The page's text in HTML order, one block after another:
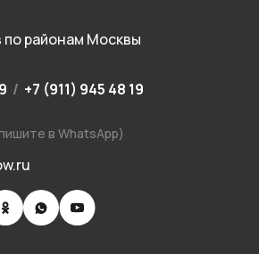
по районам Москвы
/ +7 (911) 945 48 19
в WhatsApp)